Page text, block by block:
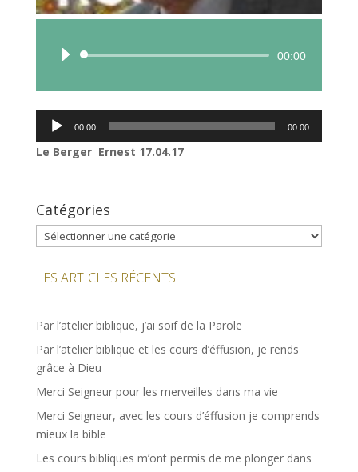
Lecteur
00:00
Lecteur
00:00 00:00
Le Berger Ernest 17.04.17
Catégories
Catégories
LES ARTICLES RÉCENTS
Par l’atelier biblique, j’ai soif de la Parole
Par l’atelier biblique et les cours d’éffusion, je rends
grâce à Dieu
Merci Seigneur pour les merveilles dans ma vie
Merci Seigneur, avec les cours d’éffusion je comprends
mieux la bible
Les cours bibliques m’ont permis de me plonger dans